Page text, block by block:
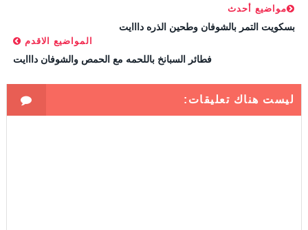
مواضيع أحدث
بسكويت التمر بالشوفان وطحين الذره دااايت
المواضيع الاقدم
فطائر السبانخ باللحمه مع الحمص والشوفان دااايت
ليست هناك تعليقات: